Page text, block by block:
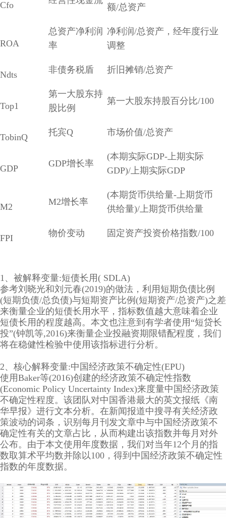
Cfo 额/总资产
ROA
总资产净利润
率
净利润/总资产，经年度行业
调整
Ndts 非债务税盾 折旧摊销/总资产
Top1
第一大股东持
股比例
第一大股东持股百分比/100
TobinQ 托宾Q 市场价值/总资产
GDP GDP增长率
(本期实际GDP-上期实际
GDP)/上期实际GDP
M2 M2增长率
(本期货币供给量-上期货币
供给量)/上期货币供给量
FPI 物价变动 固定资产投资价格指数/100
1、被解释变量:短债长用( SDLA)
参考刘晓光和刘元春(2019)的做法，利用短期负债比例
(短期负债/总负债)与短期资产比例(短期资产/总资产)之差
来衡量企业的短债长用水平，指标数值越大意味着企业
短债长用的程度越高。本文也注意到有学者使用“短贷长
投”(钟凯等,2016)来衡量企业投融资期限错配程度，我们
将在稳健性检验中使用该指标进行分析。
2、核心解释变量:中国经济政策不确定性(EPU)
使用Baker等(2016)创建的经济政策不确定性指数
(Economic Policy Uncertainty Index)来度量中国经济政策
不确定性程度。该团队对中国香港最大的英文报纸《南
华早报》进行文本分析。在新闻报道中搜寻有关经济政
策波动的词条，识别每月刊发文章中与中国经济政策不
确定性有关的文章占比，从而构建出该指数并每月对外
公布。由于本文使用年度数据，我们对当年12个月的指
数取算术平均数并除以100，得到中国经济政策不确定性
指数的年度数据。